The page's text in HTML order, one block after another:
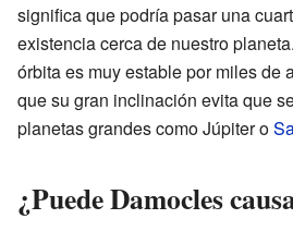
significa que podría pasar una
existencia cerca de nuestro
órbita es muy estable por miles de
que su gran inclinación evita que
planetas grandes como Júpiter o
¿Puede Damocles